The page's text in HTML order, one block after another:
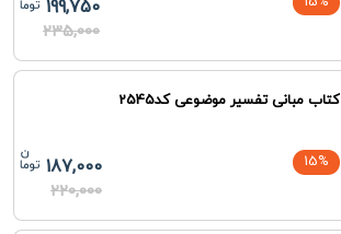
199,750
235,000
کتاب مبانی تفسیر موضوعی کد2545
15%
187,000
220,000